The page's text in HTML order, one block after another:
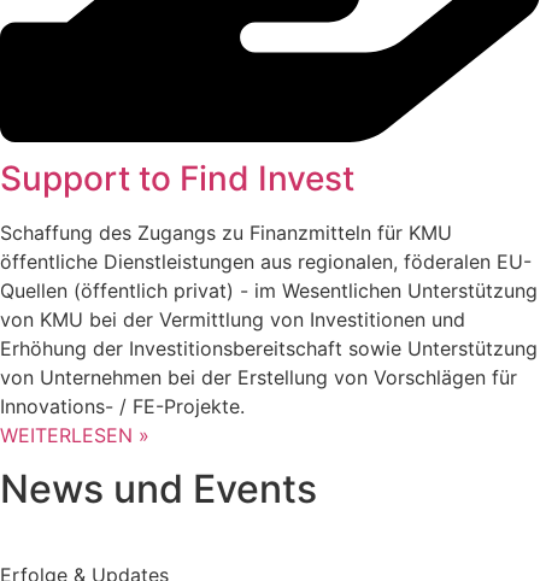
Support to Find Invest
Schaffung des Zugangs zu Finanzmitteln für KMU
öffentliche Dienstleistungen aus regionalen, föderalen EU-
Quellen (öffentlich privat) - im Wesentlichen Unterstützung
von KMU bei der Vermittlung von Investitionen und
Erhöhung der Investitionsbereitschaft sowie Unterstützung
von Unternehmen bei der Erstellung von Vorschlägen für
Innovations- / FE-Projekte.
WEITERLESEN »
News und Events
Erfolge & Updates